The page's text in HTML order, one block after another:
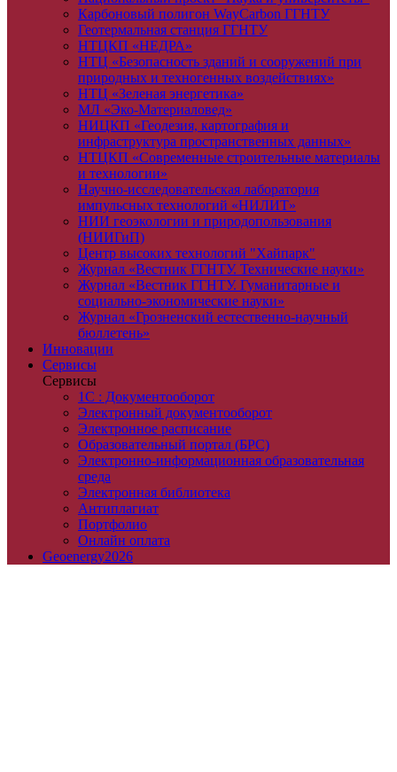
Карбоновый полигон WayCarbon ГГНТУ
Геотермальная станция ГГНТУ
НТЦКП «НЕДРА»
НТЦ «Безопасность зданий и сооружений при
природных и техногенных воздействиях»
НТЦ «Зеленая энергетика»
МЛ «Эко-Материаловед»
НИЦКП «Геодезия, картография и
инфраструктура пространственных данных»
НТЦКП «Современные строительные материалы
и технологии»
Научно-исследовательская лаборатория
импульсных технологий «НИЛИТ»
НИИ геоэкологии и природопользования
(НИИГиП)
Центр высоких технологий "Хайпарк"
Журнал «Вестник ГГНТУ. Технические науки»
Журнал «Вестник ГГНТУ. Гуманитарные и
социально-экономические науки»
Журнал «Грозненский естественно-научный
бюллетень»
Инновации
Сервисы
Сервисы
1С : Документооборот
Электронный документооборот
Электронное расписание
Образовательный портал (БРС)
Электронно-информационная образовательная
среда
Электронная библиотека
Антиплагиат
Портфолио
Онлайн оплата
Geoenergy2026